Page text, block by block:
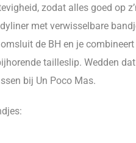
zodat alles goed op
met verwisselbare
de BH en je
tailleslip. Wedden
bij Un Poco Mas.